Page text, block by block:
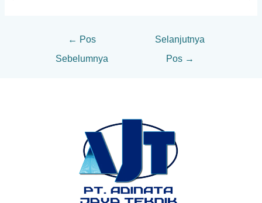
← Pos
Sebelumnya
Selanjutnya
Pos →